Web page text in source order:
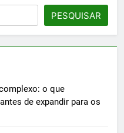
PESQUISAR
o que
de expandir para os